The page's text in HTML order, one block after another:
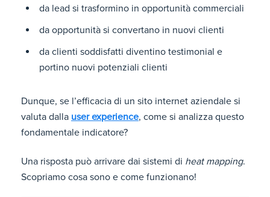
da lead si trasformino in opportunità commerciali
da opportunità si convertano in nuovi clienti
da clienti soddisfatti diventino testimonial e
portino nuovi potenziali clienti
Dunque, se l’efficacia di un sito internet aziendale si
valuta dalla user experience, come si analizza questo
fondamentale indicatore?
Una risposta può arrivare dai sistemi di heat mapping.
Scopriamo cosa sono e come funzionano!